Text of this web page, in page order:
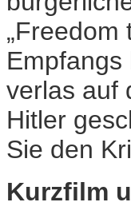
„Freedom
verlas auf
Hitler
Sie den
Kurzfilm